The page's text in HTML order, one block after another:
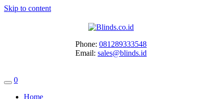
Skip to content
Phone: 081289333548
Email: sales@blinds.id
0
Home